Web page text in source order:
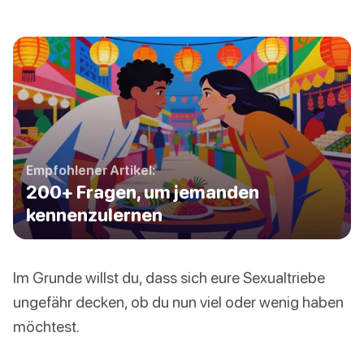
Empfohlener Artikel:
200+ Fragen, um jemanden
kennenzulernen
Im Grunde willst du, dass sich eure Sexualtriebe
ungefähr decken, ob du nun viel oder wenig haben
möchtest.